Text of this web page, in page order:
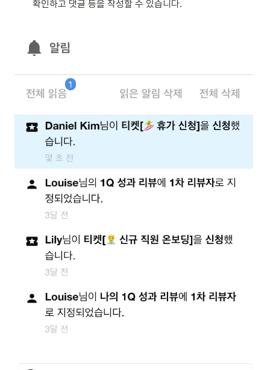
확인하고 댓글 등을 작성할 수 있습니다.